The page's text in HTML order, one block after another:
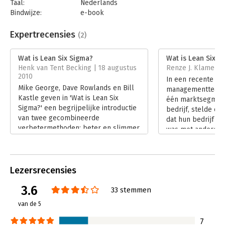
Taal:
Nederlands
Bindwijze:
e-book
Bestandsformaat:
epub
Uitgever:
Druk:
1
Verschijningsdatum:
6-5-2010
Hoofdrubriek: Organisatiekunde
Expertrecensies (2)
Wat is Lean Six Sigma?
Henk van Tent Becking | 18 augustus
2010
Mike George, Dave Rowlands en Bill
Kastle geven in 'Wat is Lean Six
Sigma?' een begrijpelijke introductie
van twee gecombineerde
verbetermethoden; beter en slimmer
dat een goed beeld van de methoden
Lees verder
Wat is Lean Six
Renze J. Klamer
In een recente
één
bedrijf, stelde
dat hun bedrijf in
was met andere
Lezersrecensies
3.6
van de 5
33 stemmen
7